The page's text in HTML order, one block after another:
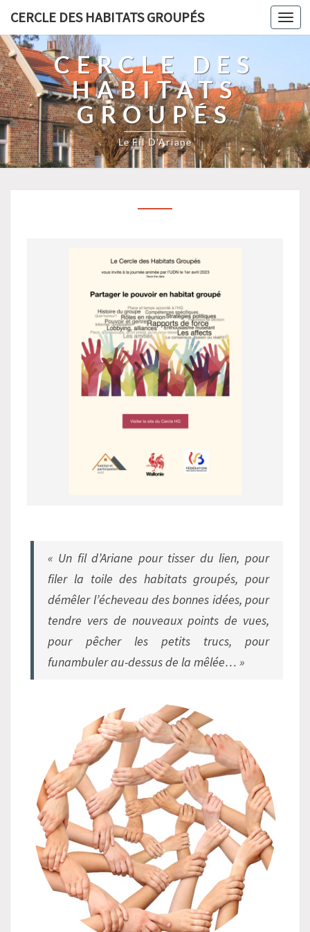
CERCLE DES HABITATS GROUPÉS
CERCLE DES
HABITATS
GROUPÉS
Le Fil D'Ariane
?
« Un fil d’Ariane pour tisser du lien, pour
filer la toile des habitats groupés, pour
démêler l’écheveau des bonnes idées, pour
tendre vers de nouveaux points de vues,
pour pêcher les petits trucs, pour
funambuler au-dessus de la mêlée… »